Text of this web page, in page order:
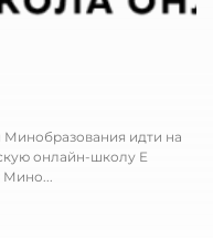
идти на
онлайн-школу E
Мино...